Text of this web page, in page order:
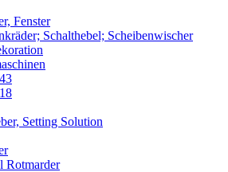
Fenster
Schalthebel; Scheibenwischer
Setting Solution
Rotmarder